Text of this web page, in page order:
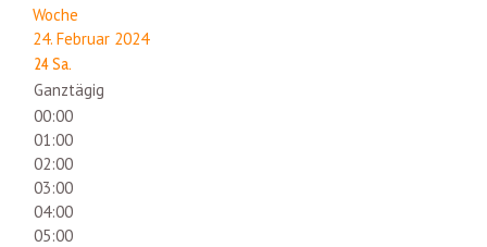
Woche
24. Februar 2024
24Sa.
Ganztägig
00:00
01:00
02:00
03:00
04:00
05:00